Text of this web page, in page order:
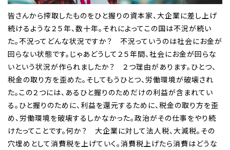
皆さんから搾取したものをひと握りの資本家、大企業に差し上げ
続けるような２５年、数十年。それによってこの国は不況が続い
た。不況ってどんな状況ですか？ 不況っていうのは社会にお金が
回らない状態です。じゃあどうして２５年間、社会にお金が回らな
いという状況が作られましたか？ ２つ理由があります。ひとつ、
税金の取り方を歪めた。そしてもうひとつ、労働環境が破壊され
た。この２つには、あるひと握りのためだけの利益が含まれてい
る。ひと握りのために、利益を還元するために、税金の取り方を歪
め、労働環境を破壊するしかなかった。政治がその仕事をやり続
けたってことです。何か？ 大企業に対して法人税、大減税。その
穴埋めとして消費税を上げていく。消費税上げたら消費はどうな